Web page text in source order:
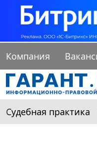
Компания
Судебная практика